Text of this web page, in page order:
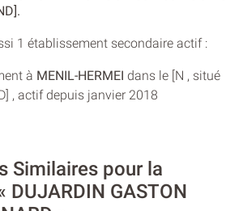
1 établissement secondaire actif :
à MENIL-HERMEI dans le [N , situé
, actif depuis janvier 2018
Similaires pour la
DUJARDIN GASTON